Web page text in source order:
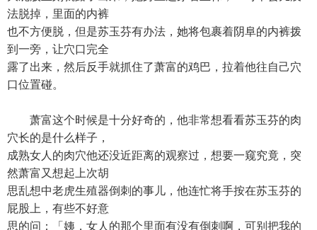
法脱掉，里面的内裤
也不方便脱，但是苏玉芬有办法，她将包裹着阴阜的内裤拨
到一旁，让穴口完全
露了出来，然后反手就抓住了萧富的鸡巴，拉着他往自己穴
口位置碰。
萧富这个时候是十分好奇的，他非常想看看苏玉芬的肉
穴长的是什么样子，
成熟女人的肉穴他还没近距离的观察过，想要一窥究竟，突
然萧富又想起上次胡
思乱想中老虎生殖器倒刺的事儿，他连忙将手按在苏玉芬的
屁股上，有些不好意
思的问：「姨，女人的那个里面有没有倒刺啊，可别把我的